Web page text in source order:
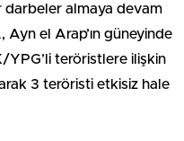
darbeler almaya devam
Ayn el Arap’ın güneyinde
YPG’li teröristlere ilişkin
3 teröristi etkisiz hale